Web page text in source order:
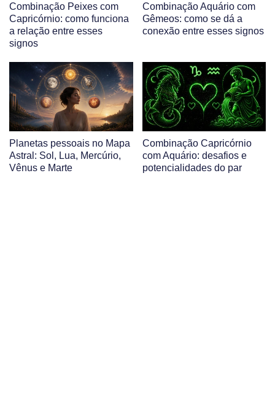
Combinação Peixes com
Capricórnio: como funciona
a relação entre esses
signos
Combinação Aquário com
Gêmeos: como se dá a
conexão entre esses signos
Planetas pessoais no Mapa
Astral: Sol, Lua, Mercúrio,
Vênus e Marte
Combinação Capricórnio
com Aquário: desafios e
potencialidades do par